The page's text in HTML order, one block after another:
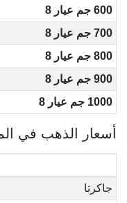
600 جم عيار 8
700 جم عيار 8
800 جم عيار 8
900 جم عيار 8
1000 جم عيار 8
أسعار الذهب في
جاكرتا